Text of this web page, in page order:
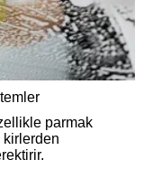
parmak